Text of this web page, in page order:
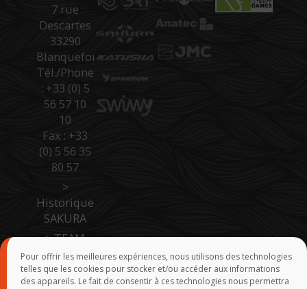
Pour offrir les meilleures expériences, nous utilisons des technologies
telles que les cookies pour stocker et/ou accéder aux informations
des appareils. Le fait de consentir à ces technologies nous permettra
7 rue
Descartes
33290
Blanquefort
Tél./Phone
: +33 (0) 5
56 57 10
10
Fax : +33
(0) 5 56 35
80 57
>
Historique
SAKURA
>TEAM
SAKURA
>Accès